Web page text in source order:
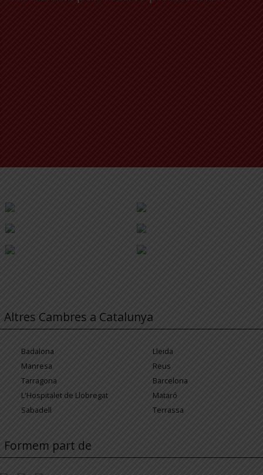
Altres Cambres a Catalunya
Badalona
Lleida
Manresa
Reus
Tarragona
Barcelona
L'Hospitalet de Llobregat
Mataró
Sabadell
Terrassa
Formem part de